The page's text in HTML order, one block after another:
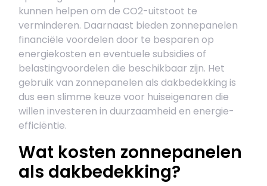
kunnen helpen om de CO2-uitstoot te
verminderen. Daarnaast bieden zonnepanelen
financiële voordelen door te besparen op
energiekosten en eventuele subsidies of
belastingvoordelen die beschikbaar zijn. Het
gebruik van zonnepanelen als dakbedekking is
dus een slimme keuze voor huiseigenaren die
willen investeren in duurzaamheid en energie-
efficiëntie.
Wat kosten zonnepanelen
als dakbedekking?